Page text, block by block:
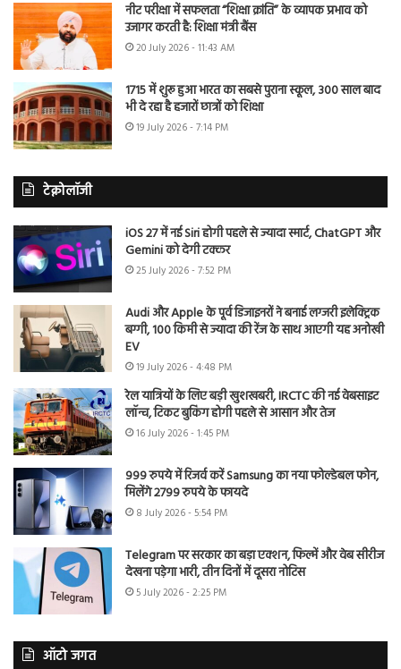
नीट परीक्षा में सफलता “शिक्षा क्रांति” के व्यापक प्रभाव को
उजागर करती है: शिक्षा मंत्री बैंस
20 July 2026 - 11:43 AM
1715 में शुरू हुआ भारत का सबसे पुराना स्कूल, 300 साल बाद
भी दे रहा है हजारों छात्रों को शिक्षा
19 July 2026 - 7:14 PM
टेक्नोलॉजी
iOS 27 में नई Siri होगी पहले से ज्यादा स्मार्ट, ChatGPT और
Gemini को देगी टक्कर
25 July 2026 - 7:52 PM
Audi और Apple के पूर्व डिजाइनरों ने बनाई लग्जरी इलेक्ट्रिक
बग्गी, 100 किमी से ज्यादा की रेंज के साथ आएगी यह अनोखी
EV
19 July 2026 - 4:48 PM
रेल यात्रियों के लिए बड़ी खुशखबरी, IRCTC की नई वेबसाइट
लॉन्च, टिकट बुकिंग होगी पहले से आसान और तेज
16 July 2026 - 1:45 PM
999 रुपये में रिजर्व करें Samsung का नया फोल्डेबल फोन,
मिलेंगे 2799 रुपये के फायदे
8 July 2026 - 5:54 PM
Telegram पर सरकार का बड़ा एक्शन, फिल्में और वेब सीरीज
देखना पड़ेगा भारी, तीन दिनों में दूसरा नोटिस
5 July 2026 - 2:25 PM
ऑटो जगत